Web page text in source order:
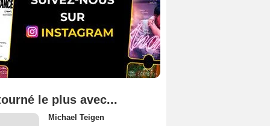
le plus avec...
Michael Teigen